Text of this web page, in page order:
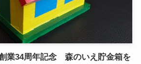
業34周年記念 森のいえ貯金箱を